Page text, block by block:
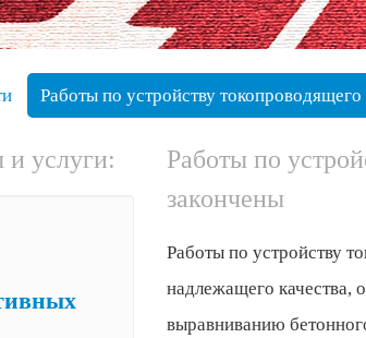
Работы по устройству
услуги:
Работы по
закончены
Работы по устройству
надлежащего качества,
выравниванию